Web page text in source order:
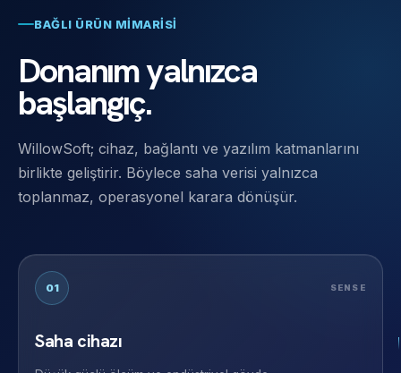
BAĞLI ÜRÜN MIMARISI
Donanım yalnızca
başlangıç.
WillowSoft; cihaz, bağlantı ve yazılım katmanlarını
birlikte geliştirir. Böylece saha verisi yalnızca
toplanmaz, operasyonel karara dönüşür.
01 SENSE
Saha cihazı